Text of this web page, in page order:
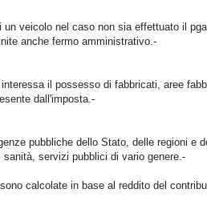
veicolo nel caso non sia effettuato il
anche fermo amministrativo.-
il possesso di fabbricati, aree
dall'imposta.-
pubbliche dello Stato, delle regioni e
servizi pubblici di vario genere.-
calcolate in base al reddito del